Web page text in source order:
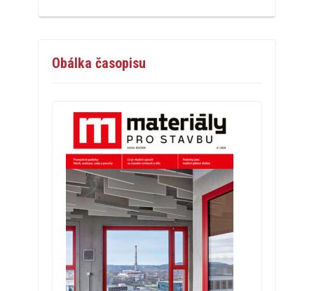
Obálka časopisu